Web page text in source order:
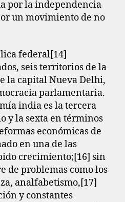
por la independencia
un movimiento de no
federal[14]​
seis territorios de la
la capital Nueva Delhi,
parlamentaria.
india es la tercera
y la sexta en términos
económicas de
en una de las
crecimiento;[16]​ sin
de problemas como los
analfabetismo,[17]​
y constantes